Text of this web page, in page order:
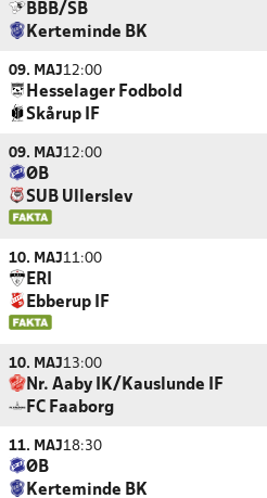
BBB/SB
Kerteminde BK
09. MAJ12:00
Hesselager Fodbold
Skårup IF
09. MAJ12:00
ØB
SUB Ullerslev
10. MAJ11:00
ERI
Ebberup IF
10. MAJ13:00
Nr. Aaby IK/Kauslunde IF
FC Faaborg
11. MAJ18:30
ØB
Kerteminde BK